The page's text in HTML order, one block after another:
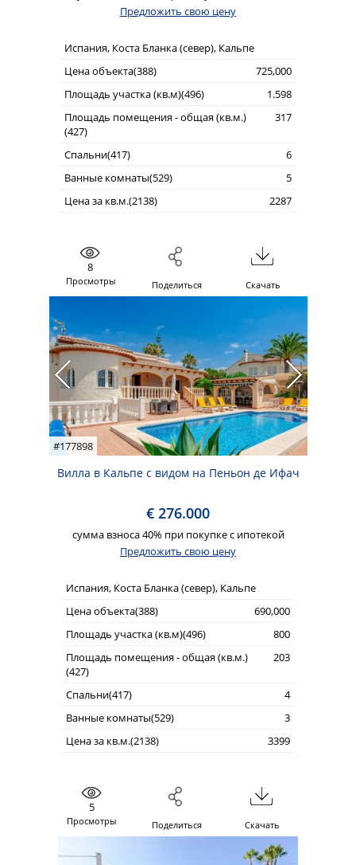
Предложить свою цену
Испания, Коста Бланка (север), Кальпе
Цена объекта(388)
725,000
Площадь участка (кв.м)(496)
1.598
Площадь помещения - общая (кв.м.)
(427)
317
Спальни(417)
6
Ванные комнаты(529)
5
Цена за кв.м.(2138)
2287
8
Просмотры Поделиться Скачать
#177898
Вилла в Кальпе с видом на Пеньон де Ифач
€ 276.000
сумма взноса 40% при покупке с ипотекой
Предложить свою цену
Испания, Коста Бланка (север), Кальпе
Цена объекта(388)
690,000
Площадь участка (кв.м)(496)
800
Площадь помещения - общая (кв.м.)
(427)
203
Спальни(417)
4
Ванные комнаты(529)
3
Цена за кв.м.(2138)
3399
5
Просмотры Поделиться Скачать